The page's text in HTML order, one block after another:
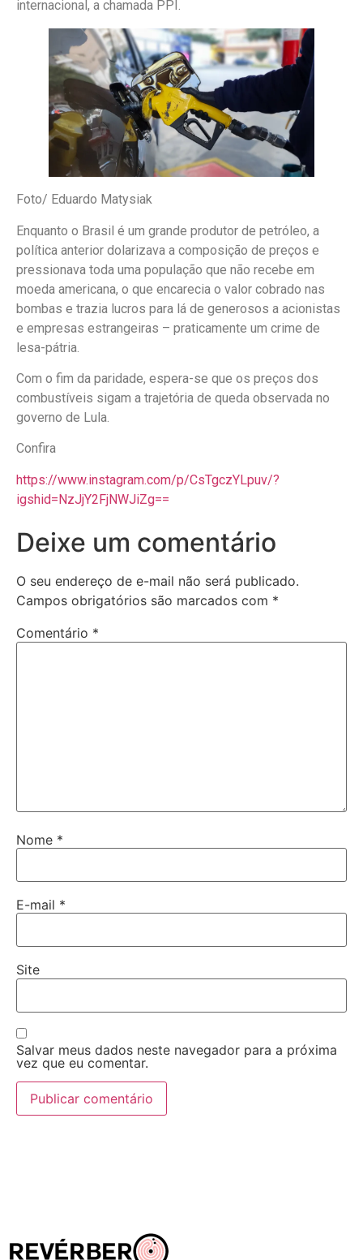
internacional, a chamada PPI.
Foto/ Eduardo Matysiak
Enquanto o Brasil é um grande produtor de petróleo, a
política anterior dolarizava a composição de preços e
pressionava toda uma população que não recebe em
moeda americana, o que encarecia o valor cobrado nas
bombas e trazia lucros para lá de generosos a acionistas
e empresas estrangeiras – praticamente um crime de
lesa-pátria.
Com o fim da paridade, espera-se que os preços dos
combustíveis sigam a trajetória de queda observada no
governo de Lula.
Confira
https://www.instagram.com/p/CsTgczYLpuv/?
igshid=NzJjY2FjNWJiZg==
Deixe um comentário
O seu endereço de e-mail não será publicado.
Campos obrigatórios são marcados com *
Comentário *
Nome *
E-mail *
Site
Salvar meus dados neste navegador para a próxima
vez que eu comentar.